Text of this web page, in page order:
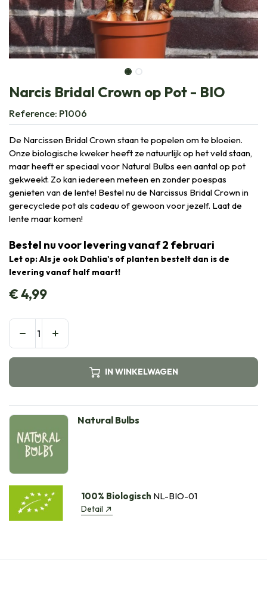
Narcis Bridal Crown op Pot - BIO
Reference: P1006
De Narcissen Bridal Crown staan te popelen om te bloeien.
Onze biologische kweker heeft ze natuurlijk op het veld staan,
maar heeft er speciaal voor Natural Bulbs een aantal op pot
gekweekt. Zo kan iedereen meteen en zonder poespas
genieten van de lente! Bestel nu de Narcissus Bridal Crown in
gerecyclede pot als cadeau of gewoon voor jezelf. Laat de
lente maar komen!
Bestel nu voor levering vanaf 2 februari
Let op: Als je ook Dahlia's of planten bestelt dan is de
levering vanaf half maart!
€4,99
IN WINKELWAGEN
Natural Bulbs
100% Biologisch NL-BIO-01
Detail